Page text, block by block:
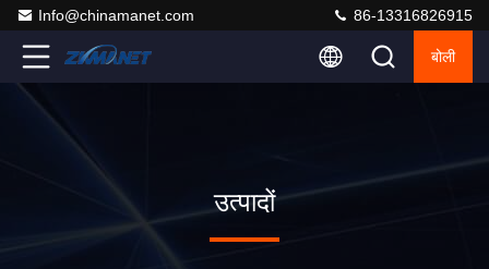
Info@chinamanet.com 86-13316826915
बोली
उत्पादों